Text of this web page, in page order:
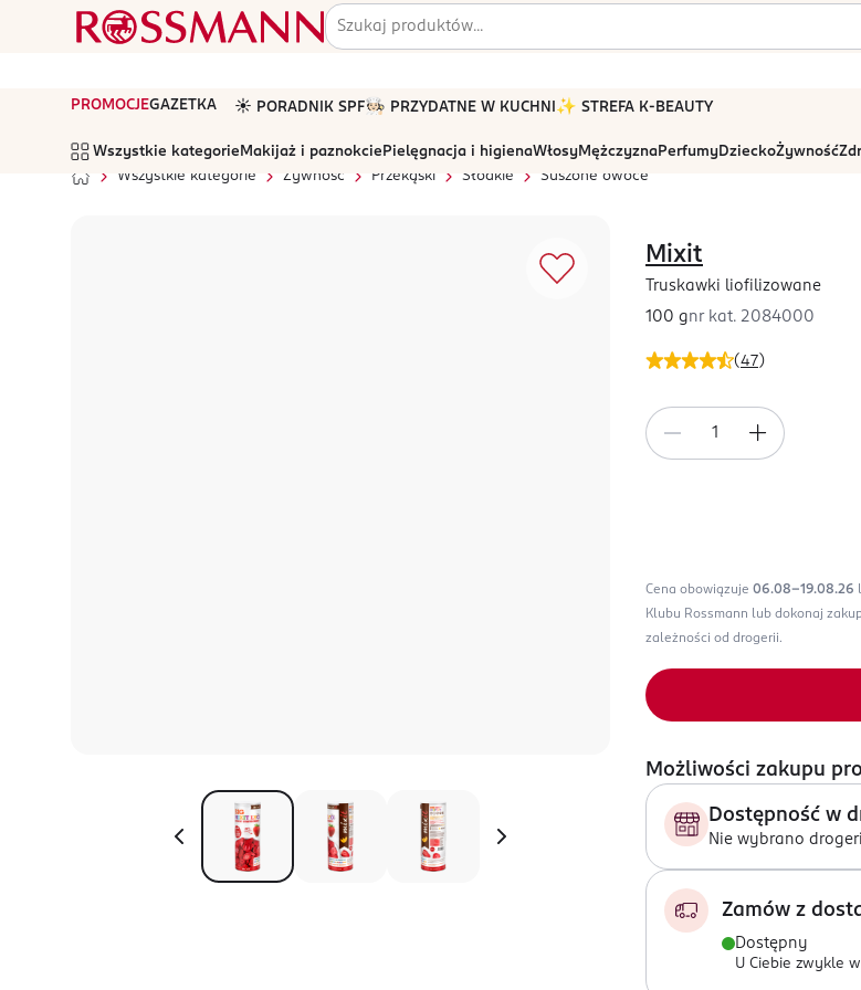
PROMOCJEGAZETKA ☀️ PORADNIK SPF🧑🏻‍🍳 PRZYDATNE W KUCHNI ✨ STREFA K-BEAUTY
Wszystkie kategorie Makijaż i paznokcie Pielęgnacja i higienaWłosyMężczyznaPerfumyDzieckoŻywność
Wszystkie kategorie
Żywność Przekąski Słodkie Suszone owoce
(47)
Mixit
Truskawki liofilizowane
100 gnr kat. 2084000
Cena obowiązuje 06.08-19.08.26
Klubu Rossmann lub dokonaj
zależności od drogerii.
Możliwości zakupu
Dostępność w
Nie wybrano
Zamów z
Dostępny
U Ciebie zwykle